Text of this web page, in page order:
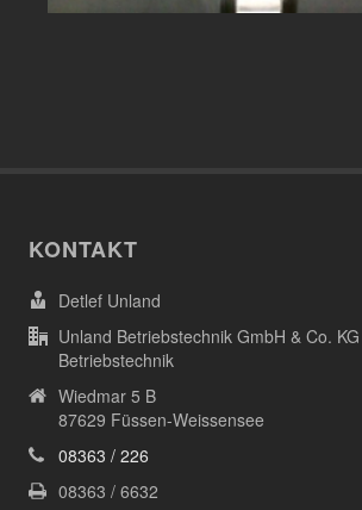
KONTAKT
Detlef Unland
Unland Betriebstechnik GmbH & Co.
Betriebstechnik
Wiedmar 5 B
87629 Füssen-Weissensee
08363 / 226
08363 / 6632